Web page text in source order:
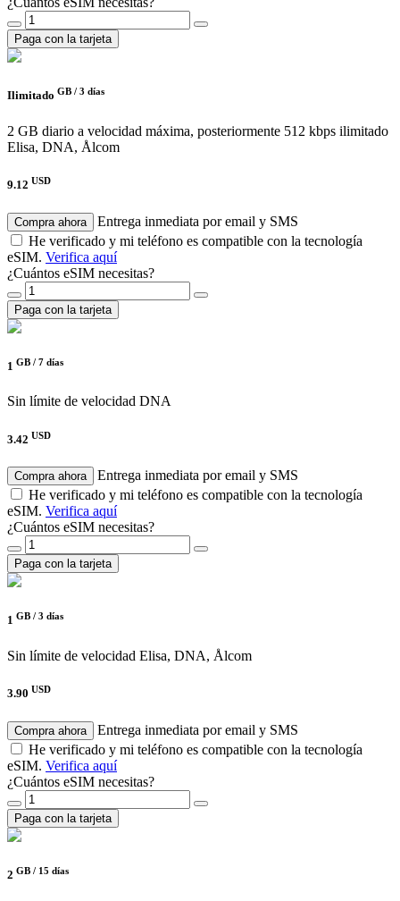
Paga con la tarjeta
Ilimitado GB / 3 días
2 GB diario a velocidad máxima, posteriormente 512 kbps ilimitado
Elisa, DNA, Ålcom
9.12 USD
Compra ahora
Entrega inmediata por email y SMS
He verificado y mi teléfono es compatible con la tecnología
eSIM. Verifica aquí
¿Cuántos eSIM necesitas?
Paga con la tarjeta
1 GB / 7 días
Sin límite de velocidad DNA
3.42 USD
Compra ahora
Entrega inmediata por email y SMS
He verificado y mi teléfono es compatible con la tecnología
eSIM. Verifica aquí
¿Cuántos eSIM necesitas?
Paga con la tarjeta
1 GB / 3 días
Sin límite de velocidad Elisa, DNA, Ålcom
3.90 USD
Compra ahora
Entrega inmediata por email y SMS
He verificado y mi teléfono es compatible con la tecnología
eSIM. Verifica aquí
¿Cuántos eSIM necesitas?
Paga con la tarjeta
2 GB / 15 días